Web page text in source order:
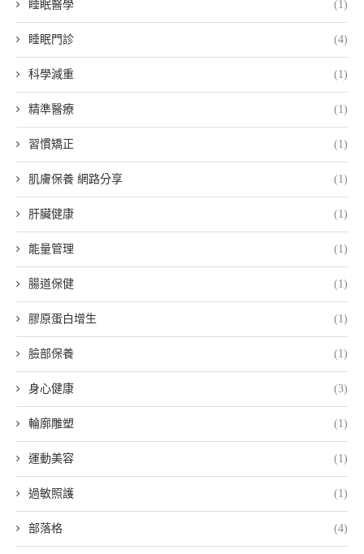
睡眠醫學 (1)
睡眠門診 (4)
科學減重 (1)
精準醫療 (1)
習慣矯正 (1)
肌膚保養 網路分享 (1)
肝臟健康 (1)
能量管理 (1)
腸道保健 (1)
膠原蛋白增生 (1)
臉部保養 (1)
身心健康 (3)
輪廓雕塑 (1)
運動美容 (1)
過敏照護 (1)
部落格 (4)